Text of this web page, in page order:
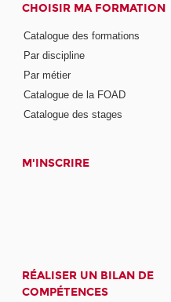
CHOISIR MA FORMATION
Catalogue des formations
Par discipline
Par métier
Catalogue de la FOAD
Catalogue des stages
M'INSCRIRE
RÉALISER UN BILAN DE
COMPÉTENCES